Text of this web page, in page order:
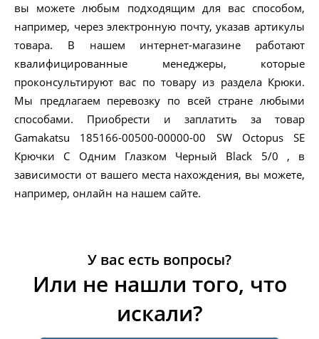
вы можете любым подходящим для вас способом,
например, через электронную почту, указав артикулы
товара. В нашем интернет-магазине работают
квалифицированные менеджеры, которые
проконсультируют вас по товару из раздела Крюки.
Мы предлагаем перевозку по всей стране любыми
способами. Приобрести и заплатить за товар
Gamakatsu 185166-00500-00000-00 SW Octopus SE
Крючки С Одним Глазком Черный Black 5/0 , в
зависимости от вашего места нахождения, вы можете,
например, онлайн на нашем сайте.
У вас есть вопросы?
Или не нашли того, что
искали?